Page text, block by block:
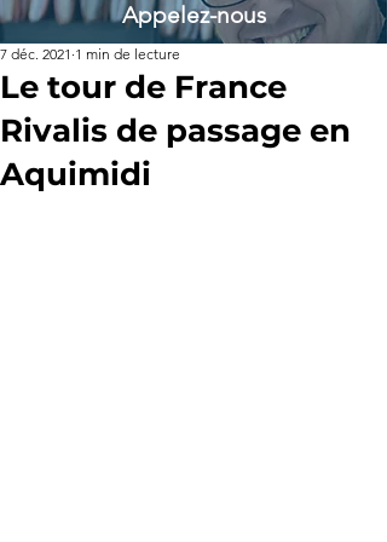
Appelez-nous
Le tour de France
Rivalis de passage en
Aquimidi
7 déc. 2021 1 min de lecture